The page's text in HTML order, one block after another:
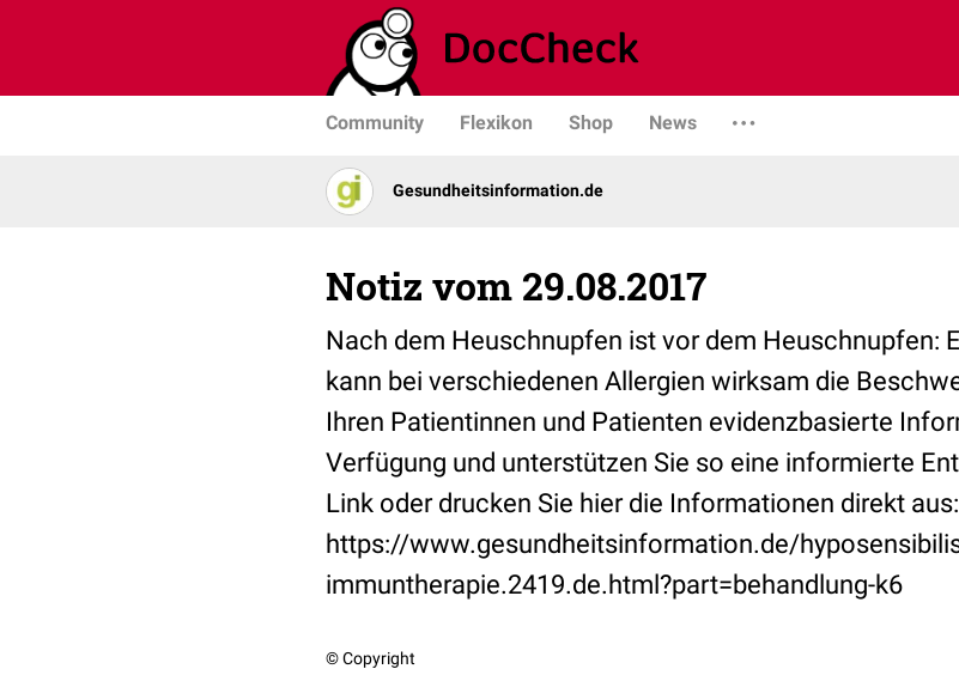
Community Flexikon Shop News
Gesundheits­­information.de
Notiz vom 29.08.2017
Nach dem Heuschnupfen ist vor dem Heuschnupfen:
kann bei verschiedenen Allergien wirksam die
Ihren Patientinnen und Patienten evidenzbasierte
Verfügung und unterstützen Sie so eine informierte
Link oder drucken Sie hier die Informationen direkt aus:
https://www.gesundheitsinformation.de/
immuntherapie.2419.de.html?part=behandlung-k6
© Copyright